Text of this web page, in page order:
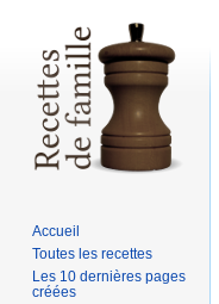
Accueil
Toutes les recettes
Les 10 dernières pages
créées